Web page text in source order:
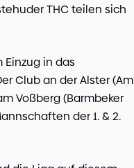
THC teilen sich
Einzug in das
Club an der Alster (Am
Voßberg (Barmbeker
der 1. & 2.